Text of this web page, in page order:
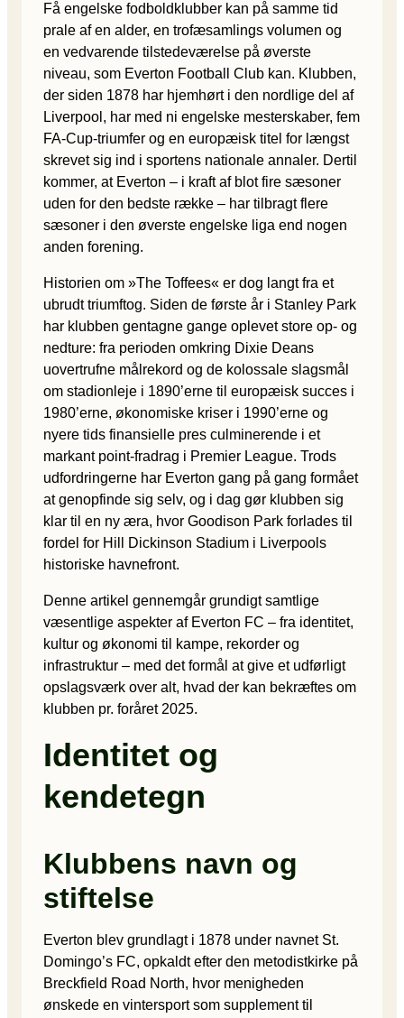
Få engelske fodboldklubber kan på samme tid
prale af en alder, en trofæsamlings volumen og
en vedvarende tilstedeværelse på øverste
niveau, som Everton Football Club kan. Klubben,
der siden 1878 har hjemhørt i den nordlige del af
Liverpool, har med ni engelske mesterskaber, fem
FA-Cup-triumfer og en europæisk titel for længst
skrevet sig ind i sportens nationale annaler. Dertil
kommer, at Everton – i kraft af blot fire sæsoner
uden for den bedste række – har tilbragt flere
sæsoner i den øverste engelske liga end nogen
anden forening.
Historien om »The Toffees« er dog langt fra et
ubrudt triumftog. Siden de første år i Stanley Park
har klubben gentagne gange oplevet store op- og
nedture: fra perioden omkring Dixie Deans
uovertrufne målrekord og de kolossale slagsmål
om stadionleje i 1890’erne til europæisk succes i
1980’erne, økonomiske kriser i 1990’erne og
nyere tids finansielle pres culminerende i et
markant point-fradrag i Premier League. Trods
udfordringerne har Everton gang på gang formået
at genopfinde sig selv, og i dag gør klubben sig
klar til en ny æra, hvor Goodison Park forlades til
fordel for Hill Dickinson Stadium i Liverpools
historiske havnefront.
Denne artikel gennemgår grundigt samtlige
væsentlige aspekter af Everton FC – fra identitet,
kultur og økonomi til kampe, rekorder og
infrastruktur – med det formål at give et udførligt
opslagsværk over alt, hvad der kan bekræftes om
klubben pr. foråret 2025.
Identitet og
kendetegn
Klubbens navn og
stiftelse
Everton blev grundlagt i 1878 under navnet St.
Domingo’s FC, opkaldt efter den metodistkirke på
Breckfield Road North, hvor menigheden
ønskede en vintersport som supplement til